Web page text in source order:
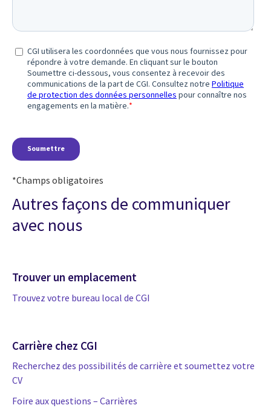
*Champs obligatoires
Autres façons de communiquer
avec nous
Trouver un emplacement
Trouvez votre bureau local de CGI
Carrière chez CGI
Recherchez des possibilités de carrière et soumettez votre
CV
Foire aux questions – Carrières